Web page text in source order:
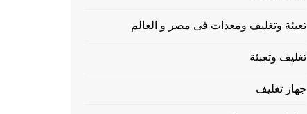
تعبئة وتغليف ومعدات فى مصر و العالم
تغليف وتعبئة
جهاز تغليف